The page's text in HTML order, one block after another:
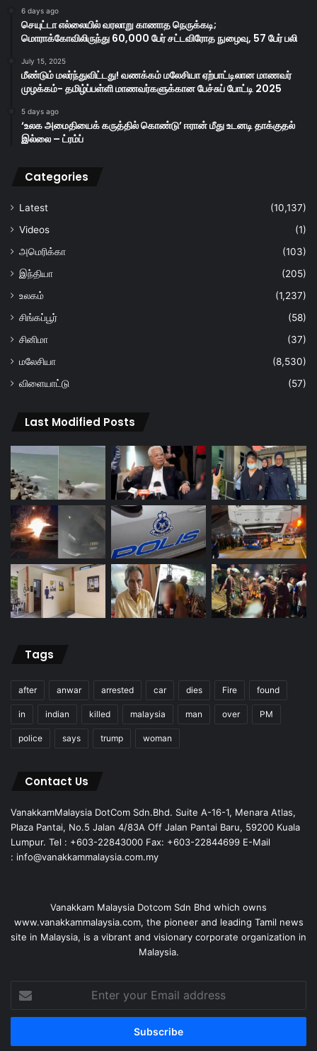
6 days ago
செயுட்டா எல்லையில் வரலாறு காணாத நெருக்கடி;
மொராக்கோவிலிருந்து 60,000 பேர் சட்டவிரோத நுழைவு, 57 பேர் பலி
July 15, 2025
மீண்டும் மலர்ந்துவிட்டது! வணக்கம் மலேசியா ஏற்பாட்டிலான மாணவர்
முழக்கம்- தமிழ்ப்பள்ளி மாணவர்களுக்கான பேச்சுப் போட்டி 2025
5 days ago
‘உலக அமைதியைக் கருத்தில் கொண்டு’ ஈரான் மீது உடனடி தாக்குதல்
இல்லை – ட்ரம்ப்
Categories
Latest
(10,137)
Videos
(1)
அமெரிக்கா
(103)
இந்தியா
(205)
உலகம்
(1,237)
சிங்கப்பூர்
(58)
சினிமா
(37)
மலேசியா
(8,530)
விளையாட்டு
(57)
Last Modified Posts
Tags
after anwar arrested car dies Fire found
in indian killed malaysia man over PM
police says trump woman
Contact Us
VanakkamMalaysia DotCom Sdn.Bhd. Suite A-16-1, Menara Atlas,
Plaza Pantai, No.5 Jalan 4/83A Off Jalan Pantai Baru, 59200 Kuala
Lumpur. Tel : +603-22843000 Fax: +603-22844699 E-Mail
: info@vanakkammalaysia.com.my
Vanakkam Malaysia Dotcom Sdn Bhd which owns
www.vanakkammalaysia.com, the pioneer and leading Tamil news
site in Malaysia, is a vibrant and visionary corporate organization in
Malaysia.
your
Email